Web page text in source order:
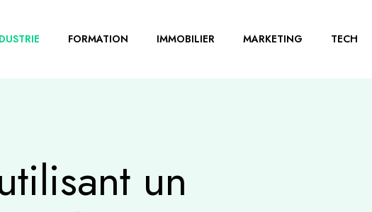
FORMATION IMMOBILIER MARKETING TECH
un